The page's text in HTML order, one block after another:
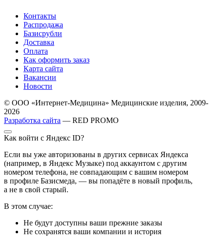
Контакты
Распродажа
Базисрубли
Доставка
Оплата
Как оформить заказ
Карта сайта
Вакансии
Новости
© ООО «Интернет-Медицина» Медицинские изделия, 2009-
2026
Разработка сайта — RED PROMO
Как войти с Яндекс ID?
Если вы уже авторизованы в других сервисах Яндекса
(например, в Яндекс Музыке) под аккаунтом с другим
номером телефона, не совпадающим с вашим номером
в профиле Базисмеда, — вы попадёте в новый профиль,
а не в свой старый.
В этом случае:
Не будут доступны ваши прежние заказы
Не сохранятся ваши компании и история